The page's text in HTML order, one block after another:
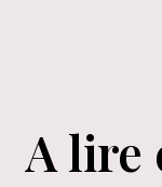
A lire